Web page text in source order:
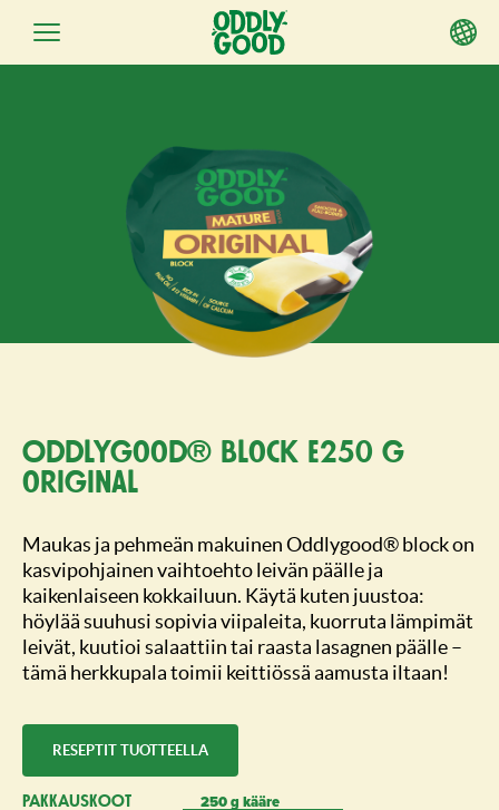
Oddlygood® block e250 g
original
Maukas ja pehmeän makuinen Oddlygood® block on
kasvipohjainen vaihtoehto leivän päälle ja
kaikenlaiseen kokkailuun. Käytä kuten juustoa:
höylää suuhusi sopivia viipaleita, kuorruta lämpimät
leivät, kuutioi salaattiin tai raasta lasagnen päälle –
tämä herkkupala toimii keittiössä aamusta iltaan!
RESEPTIT TUOTTEELLA
PAKKAUSKOOT 250 g kääre